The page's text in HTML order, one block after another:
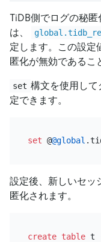
TiDB側でログの秘
は、
定します。この設定
匿化が無効であるこ
set 構文を使用し
定できます。
set @@global
設定後、新しいセッ
匿化されます。
create table t